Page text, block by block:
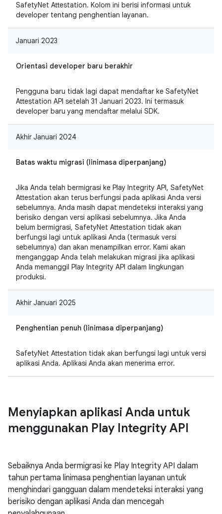
SafetyNet Attestation. Kolom ini berisi informasi untuk
developer tentang penghentian layanan.
Januari 2023
Orientasi developer baru berakhir
Pengguna baru tidak lagi dapat mendaftar ke SafetyNet
Attestation API setelah 31 Januari 2023. Ini termasuk
developer baru yang mendaftar melalui SDK.
Akhir Januari 2024
Batas waktu migrasi (linimasa diperpanjang)
Jika Anda telah bermigrasi ke Play Integrity API, SafetyNet
Attestation akan terus berfungsi pada aplikasi Anda versi
sebelumnya. Anda masih dapat mendeteksi interaksi yang
berisiko dengan versi aplikasi sebelumnya. Jika Anda
belum bermigrasi, SafetyNet Attestation tidak akan
berfungsi lagi untuk aplikasi Anda (termasuk versi
sebelumnya) dan akan menampilkan error. Kami akan
menganggap Anda telah melakukan migrasi jika aplikasi
Anda memanggil Play Integrity API dalam lingkungan
produksi.
Akhir Januari 2025
Penghentian penuh (linimasa diperpanjang)
SafetyNet Attestation tidak akan berfungsi lagi untuk versi
aplikasi Anda. Aplikasi Anda akan menerima error.
Menyiapkan aplikasi Anda untuk
menggunakan Play Integrity API
Sebaiknya Anda bermigrasi ke Play Integrity API dalam
tahun pertama linimasa penghentian layanan untuk
menghindari gangguan dalam mendeteksi interaksi yang
berisiko dengan aplikasi Anda dan mencegah